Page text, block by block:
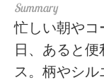
忙しい朝やコ
日、あると
ス。柄やシ